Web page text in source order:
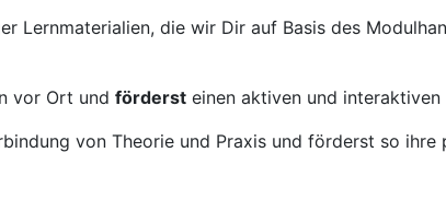
Lernmaterialien, die wir Dir auf Basis des
vor Ort und förderst einen aktiven und interaktiven
von Theorie und Praxis und förderst so ihre